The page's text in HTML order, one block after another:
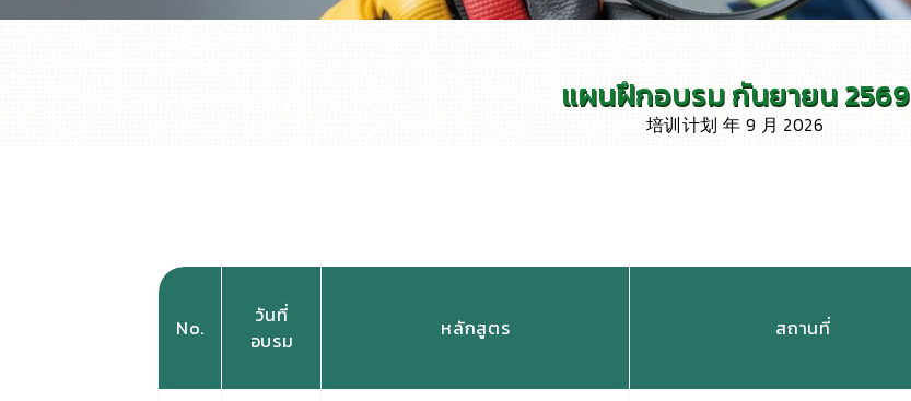
แผนฝึกอบรม กันยายน 2569
培训计划 年 9 月 2026
No.
วันที่
อบรม
หลักสูตร สถานที่